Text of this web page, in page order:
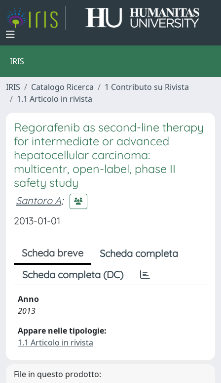
IRIS
IRIS Catalogo Ricerca
1 Contributo su Rivista
1.1 Articolo in rivista
Regorafenib as second-line therapy
for intermediate or advanced
hepatocellular carcinoma:
multicentr, open-label, phase II
safety study
Santoro A;
2013-01-01
Scheda breve
Scheda completa
Scheda completa (DC)
Anno
2013
Appare nelle tipologie:
1.1 Articolo in rivista
File in questo prodotto: